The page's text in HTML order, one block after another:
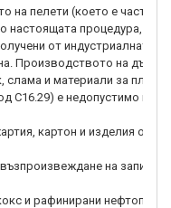
пелети (което е част от
настоящата процедура, с
от индустриалната
Производството на дърва
слама и материали за
С16.29) е недопустимо по
картон и изделия от
на записани
и рафинирани